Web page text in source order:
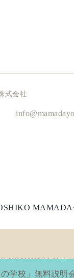
の学校」無料説明
式会社
MAMADA All